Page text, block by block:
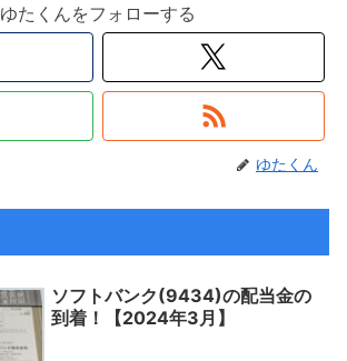
ゆたくんをフォローする
ゆたくん
ソフトバンク(9434)の配当金の
到着！【2024年3月】